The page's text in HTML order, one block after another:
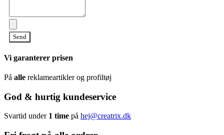
Send
Vi garanterer prisen
På alle reklameartikler og profiltøj
God & hurtig kundeservice
Svartid under 1 time på hej@creatrix.dk